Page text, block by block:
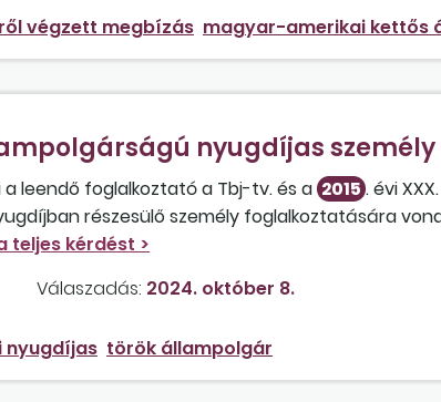
végzett megbízás magyar-amerikai kettős
nyugdíjas
a leendő foglalkoztató a Tbj-tv. és a 2015 . évi
részesülő személy foglalkoztatására
személy a magyar jog alapján is
biztosítási jogviszony? Milyen irat szükséges
egészségügyi ellátást vehessen igénybe,
a dolgozó?
Válaszadás: 2024. október 8.
nyugdíjas török állampolgár